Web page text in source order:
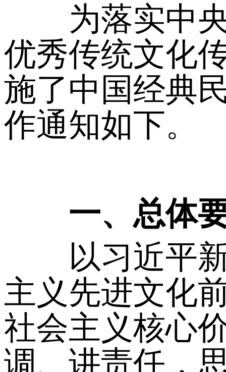
为落实中央
优秀传统文化
施了中国经典
作通知如下。
一、总体
以习近平新
主义先进文化
社会主义核心
调、讲责任，